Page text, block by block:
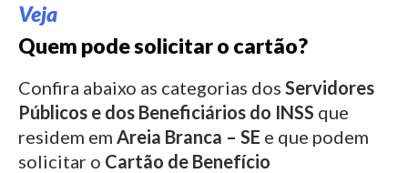
Veja
Quem pode solicitar o cartão?
Confira abaixo as categorias dos Servidores
Públicos e dos Beneficiários do INSS que
residem em Areia Branca – SE e que podem
solicitar o Cartão de Benefício